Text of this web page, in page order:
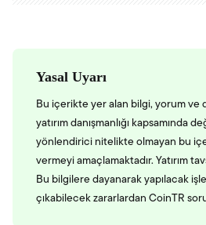
Yasal Uyarı
Bu içerikte yer alan bilgi, yorum ve
yatırım danışmanlığı kapsamında
yönlendirici nitelikte olmayan bu
vermeyi amaçlamaktadır. Yatırım
Bu bilgilere dayanarak yapılacak
çıkabilecek zararlardan CoinTR